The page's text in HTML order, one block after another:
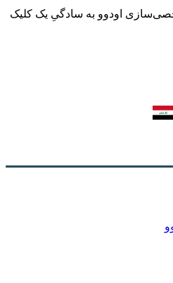
اودوو به سادگیِ یک کلیک